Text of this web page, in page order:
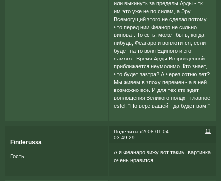
или выкинуть за пределы Арды - тк
им это уже не по силам, а Эру
Всемогущий этого не сделал потому
что перед ним Феанор не сильно
виноват. То есть, может быть, когда
нибудь, Феанаро и воплотится, если
будет на то воля Единого и его
самого.. Время Арды Возрожденной
приближается неумолимо. Кто знает,
что будет завтра? А через сотню лет?
Мы живем в эпоху перемен - а в ней
возможно все. И для тех кто ждет
воплощения Великого нолдо - главное
estel. "По вере вашей - да будет вам!"
Поделиться 11
2008-01-04
03:49:29
Finderussa
Гость
А я Феанаро вижу вот таким. Картинка
очень нравится.